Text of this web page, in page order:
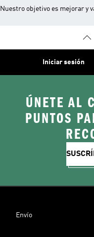
Nuestro objetivo es mejorar y
Iniciar sesión
ÚNETE AL
PUNTOS
Envío